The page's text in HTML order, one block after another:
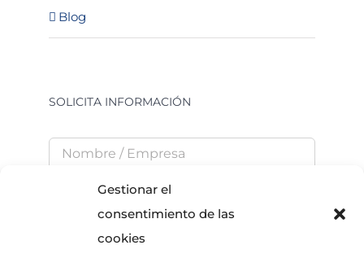
Gestionar el
consentimiento de las
cookies
Blog
SOLICITA INFORMACIÓN